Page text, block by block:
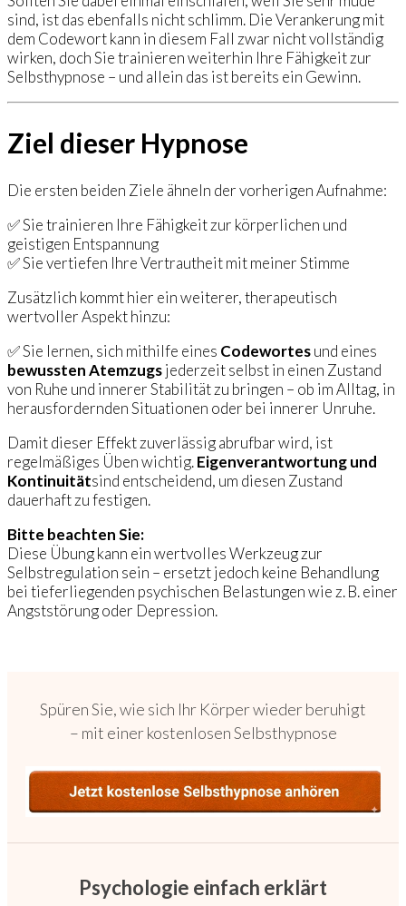
sind, ist das ebenfalls nicht schlimm. Die Verankerung mit
dem Codewort kann in diesem Fall zwar nicht vollständig
wirken, doch Sie trainieren weiterhin Ihre Fähigkeit zur
Selbsthypnose – und allein das ist bereits ein Gewinn.
Ziel dieser Hypnose
Die ersten beiden Ziele ähneln der vorherigen Aufnahme:
✅ Sie trainieren Ihre Fähigkeit zur körperlichen und
geistigen Entspannung
✅ Sie vertiefen Ihre Vertrautheit mit meiner Stimme
Zusätzlich kommt hier ein weiterer, therapeutisch
wertvoller Aspekt hinzu:
✅ Sie lernen, sich mithilfe eines Codewortesund eines
bewussten Atemzugsjederzeit selbst in einen Zustand
von Ruhe und innerer Stabilität zu bringen – ob im Alltag, in
herausfordernden Situationen oder bei innerer Unruhe.
Damit dieser Effekt zuverlässig abrufbar wird, ist
regelmäßiges Üben wichtig.Eigenverantwortung und
Kontinuitätsind entscheidend, um diesen Zustand
dauerhaft zu festigen.
Bitte beachten Sie:
Diese Übung kann ein wertvolles Werkzeug zur
Selbstregulation sein – ersetzt jedoch keine Behandlung
bei tieferliegenden psychischen Belastungen wie z. B. einer
Angststörung oder Depression.
Spüren Sie, wie sich Ihr Körper wieder beruhigt
– mit einer kostenlosen Selbsthypnose
Psychologie einfach erklärt